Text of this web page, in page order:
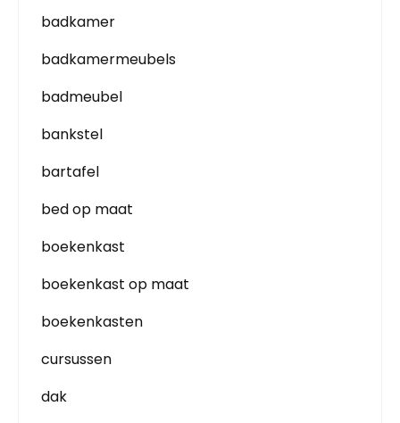
badkamer
badkamermeubels
badmeubel
bankstel
bartafel
bed op maat
boekenkast
boekenkast op maat
boekenkasten
cursussen
dak